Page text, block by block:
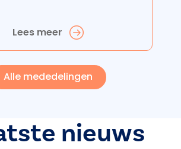
Lees meer
Alle mededelingen
nieuws